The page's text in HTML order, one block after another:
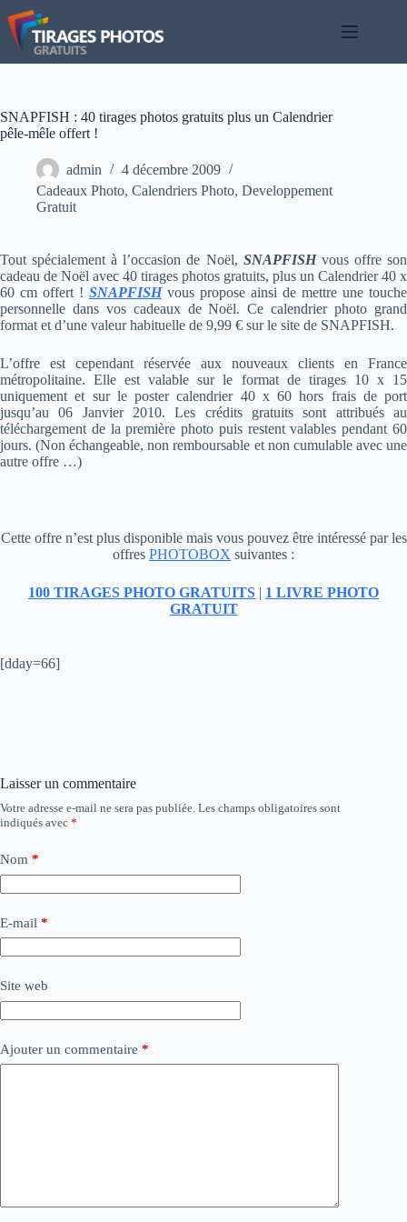
Passer
au
contenu
SNAPFISH : 40 tirages photos gratuits plus un Calendrier
pêle-mêle offert !
admin
4 décembre 2009
Cadeaux Photo, Calendriers Photo, Developpement
Gratuit
Tout spécialement à l’occasion de Noël, SNAPFISHvous offre son
cadeau de Noël avec 40 tirages photos gratuits, plus un Calendrier 40 x
60 cm offert ! SNAPFISHvous propose ainsi de mettre une touche
personnelle dans vos cadeaux de Noël. Ce calendrier photo grand
format et d’une valeur habituelle de 9,99 € sur le site de SNAPFISH.
L’offre est cependant réservée aux nouveaux clients en France
métropolitaine. Elle est valable sur le format de tirages 10 x 15
uniquement et sur le poster calendrier 40 x 60 hors frais de port
jusqu’au 06 Janvier 2010. Les crédits gratuits sont attribués au
téléchargement de la première photo puis restent valables pendant 60
jours. (Non échangeable, non remboursable et non cumulable avec une
autre offre …)
Cette offre n’est plus disponible mais vous pouvez être intéressé par les
offres PHOTOBOX suivantes :
100 TIRAGES PHOTO GRATUITS | 1 LIVRE PHOTO
GRATUIT
[dday=66]
Laisser un commentaire
Votre adresse e-mail ne sera pas publiée. Les champs obligatoires sont
indiqués avec *
Nom *
E-mail *
Site web
Ajouter un commentaire *